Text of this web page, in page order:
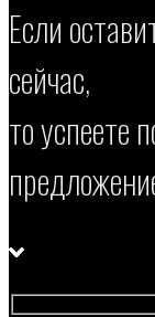
Если
сейчас,
то успеете